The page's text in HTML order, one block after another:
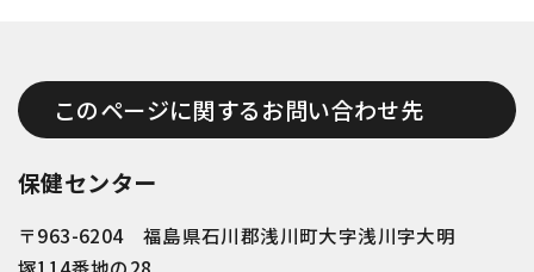
このページに関するお問い合わせ先
保健センター
〒963-6204 福島県石川郡浅川町大字浅川字大明